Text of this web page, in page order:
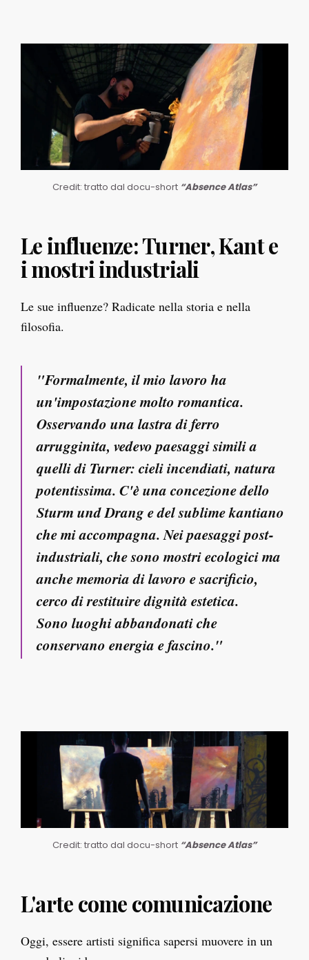
Credit: tratto dal docu-short “Absence Atlas”
Le influenze: Turner, Kant e
i mostri industriali
Le sue influenze? Radicate nella storia e nella
filosofia.
"Formalmente, il mio lavoro ha
un'impostazione molto romantica.
Osservando una lastra di ferro
arrugginita, vedevo paesaggi simili a
quelli di Turner: cieli incendiati, natura
potentissima. C'è una concezione dello
Sturm und Drang e del sublime kantiano
che mi accompagna. Nei paesaggi post-
industriali, che sono mostri ecologici ma
anche memoria di lavoro e sacrificio,
cerco di restituire dignità estetica.
Sono luoghi abbandonati che
conservano energia e fascino."
Credit: tratto dal docu-short “Absence Atlas”
L'arte come comunicazione
Oggi, essere artisti significa sapersi muovere in un